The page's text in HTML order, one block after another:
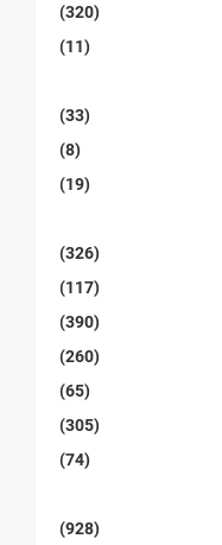
(320)
(11)
(33)
(8)
(19)
(326)
(117)
(390)
(260)
(65)
(305)
(74)
(928)